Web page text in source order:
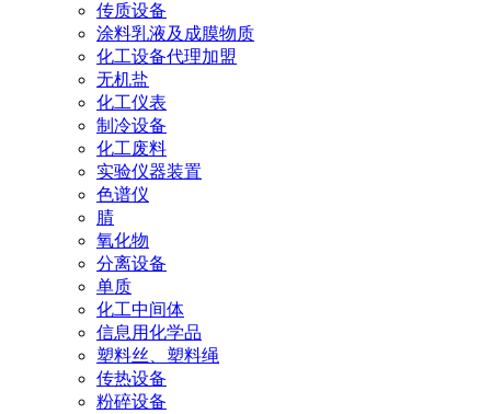
传质设备
涂料乳液及成膜物质
化工设备代理加盟
无机盐
化工仪表
制冷设备
化工废料
实验仪器装置
色谱仪
腈
氧化物
分离设备
单质
化工中间体
信息用化学品
塑料丝、塑料绳
传热设备
粉碎设备